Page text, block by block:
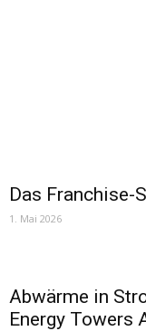
Das Franchise-
1. Mai 2026
Abwärme in
Energy Towers